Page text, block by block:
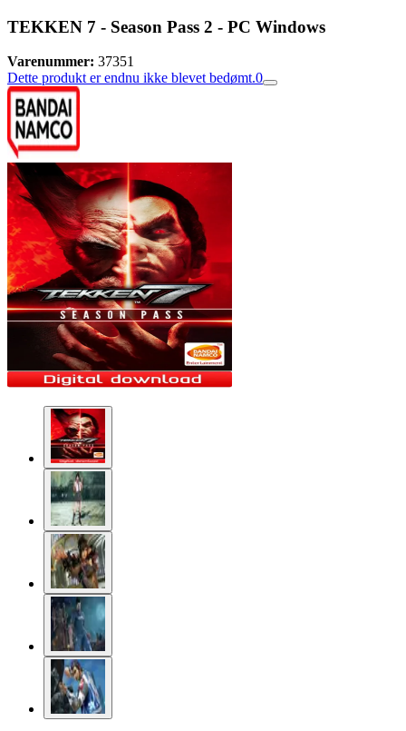
TEKKEN 7 - Season Pass 2 - PC Windows
Varenummer: 37351
Dette produkt er endnu ikke blevet bedømt.0